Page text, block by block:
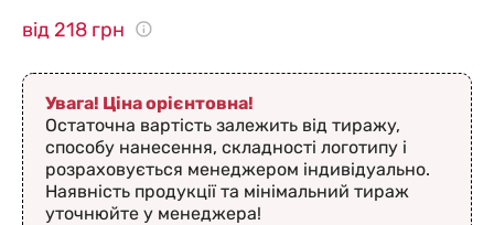
від 218 грн
Увага! Ціна орієнтовна!
Остаточна вартість залежить від тиражу,
способу нанесення, складності логотипу і
розраховується менеджером індивідуально.
Наявність продукції та мінімальний тираж
уточнюйте у менеджера!